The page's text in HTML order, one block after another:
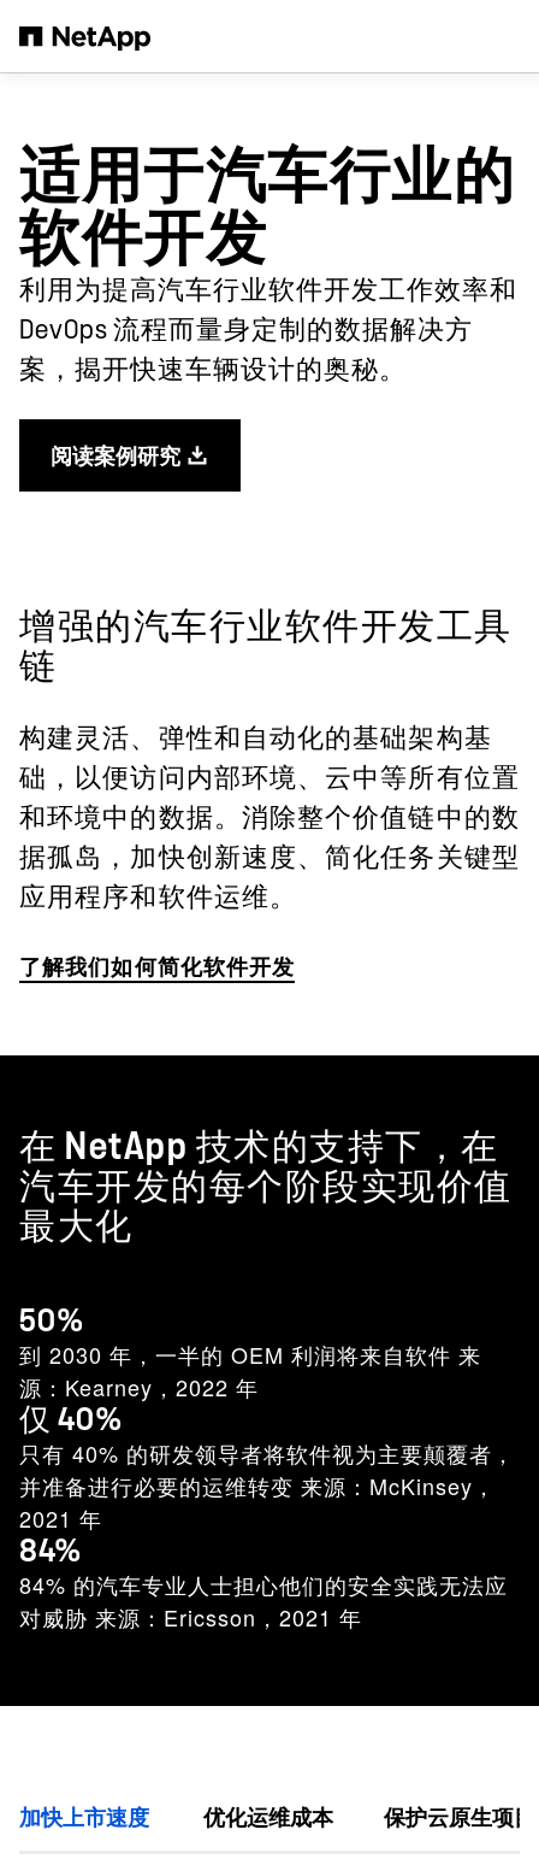
适用于汽车行业的
软件开发
利用为提高汽车行业软件开发工作效率和
DevOps 流程而量身定制的数据解决方
案，揭开快速车辆设计的奥秘。
阅读案例研究
增强的汽车行业软件开发工具
链
构建灵活、弹性和自动化的基础架构基
础，以便访问内部环境、云中等所有位置
和环境中的数据。消除整个价值链中的数
据孤岛，加快创新速度、简化任务关键型
应用程序和软件运维。
了解我们如何简化软件开发
在 NetApp 技术的支持下，在
汽车开发的每个阶段实现价值
最大化
50%
到 2030 年，一半的 OEM 利润将来自软件 来
源：Kearney，2022 年
仅 40%
只有 40% 的研发领导者将软件视为主要颠覆者，
并准备进行必要的运维转变 来源：McKinsey，
2021 年
84%
84% 的汽车专业人士担心他们的安全实践无法应
对威胁 来源：Ericsson，2021 年
加快上市速度 优化运维成本 保护云原生项